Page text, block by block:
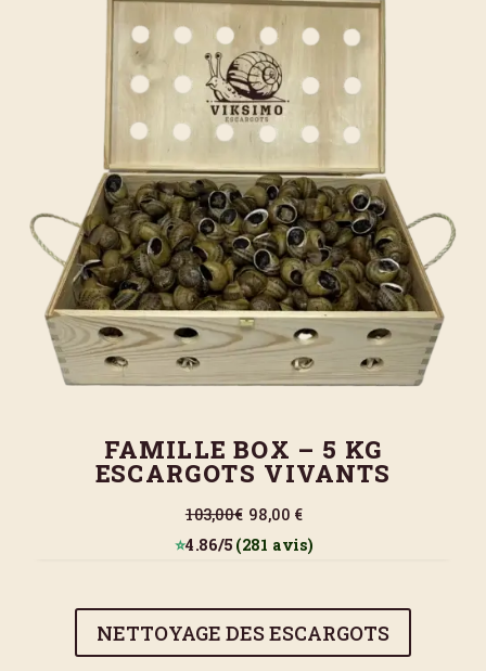
FAMILLE BOX – 5 KG
ESCARGOTS VIVANTS
103,00€98,00 €
⭐4.86/5(281 avis)
NETTOYAGE DES ESCARGOTS